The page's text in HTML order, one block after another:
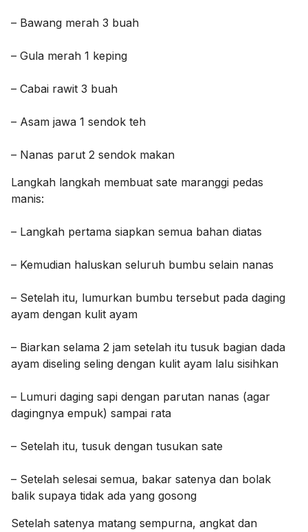
– Bawang merah 3 buah
– Gula merah 1 keping
– Cabai rawit 3 buah
– Asam jawa 1 sendok teh
– Nanas parut 2 sendok makan
Langkah langkah membuat sate maranggi pedas
manis:
– Langkah pertama siapkan semua bahan diatas
– Kemudian haluskan seluruh bumbu selain nanas
– Setelah itu, lumurkan bumbu tersebut pada daging
ayam dengan kulit ayam
– Biarkan selama 2 jam setelah itu tusuk bagian dada
ayam diseling seling dengan kulit ayam lalu sisihkan
– Lumuri daging sapi dengan parutan nanas (agar
dagingnya empuk) sampai rata
– Setelah itu, tusuk dengan tusukan sate
– Setelah selesai semua, bakar satenya dan bolak
balik supaya tidak ada yang gosong
Setelah satenya matang sempurna, angkat dan